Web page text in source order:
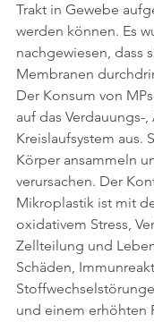
Trakt in Gewebe
werden können. Es
nachgewiesen, dass
Membranen
Der Konsum von
auf das Verdauungs-
Kreislaufsystem aus.
Körper ansammeln
verursachen. Der
Mikroplastik ist mit
oxidativem Stress,
Zellteilung und
Schäden,
und einem erhöhten